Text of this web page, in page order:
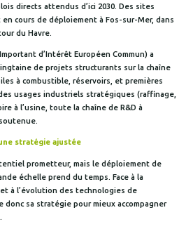
directs attendus d’ici 2030. Des sites
cours de déploiement à Fos-sur-Mer, dans
du Havre.
d’Intérêt Européen Commun) a
de projets structurants sur la chaîne
à combustible, réservoirs, et premières
usages industriels stratégiques (raffinage,
à l’usine, toute la chaîne de R&D à
stratégie ajustée
prometteur, mais le déploiement de
échelle prend du temps. Face à la
à l’évolution des technologies de
donc sa stratégie pour mieux accompagner